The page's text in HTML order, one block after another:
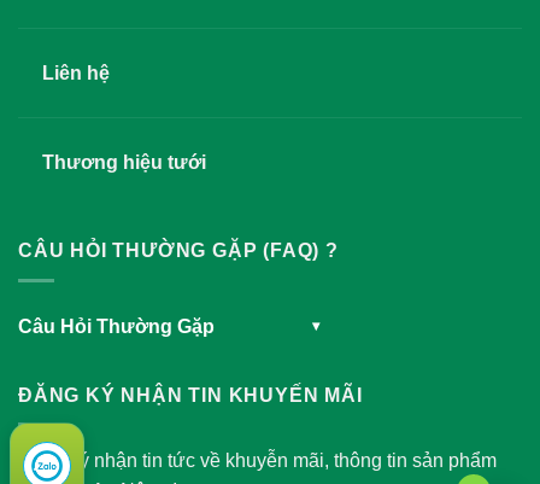
Liên hệ
Thương hiệu tưới
CÂU HỎI THƯỜNG GẶP (FAQ) ?
Câu Hỏi Thường Gặp ▾
ĐĂNG KÝ NHẬN TIN KHUYẾN MÃI
Đăng ký nhận tin tức về khuyễn mãi, thông tin sản phẩm